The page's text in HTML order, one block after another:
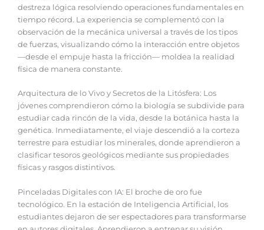
destreza lógica resolviendo operaciones fundamentales en
tiempo récord. La experiencia se complementó con la
observación de la mecánica universal a través de los tipos
de fuerzas, visualizando cómo la interacción entre objetos
—desde el empuje hasta la fricción— moldea la realidad
física de manera constante.
Arquitectura de lo Vivo y Secretos de la Litósfera: Los
jóvenes comprendieron cómo la biología se subdivide para
estudiar cada rincón de la vida, desde la botánica hasta la
genética. Inmediatamente, el viaje descendió a la corteza
terrestre para estudiar los minerales, donde aprendieron a
clasificar tesoros geológicos mediante sus propiedades
físicas y rasgos distintivos.
Pinceladas Digitales con IA: El broche de oro fue
tecnológico. En la estación de Inteligencia Artificial, los
estudiantes dejaron de ser espectadores para transformarse